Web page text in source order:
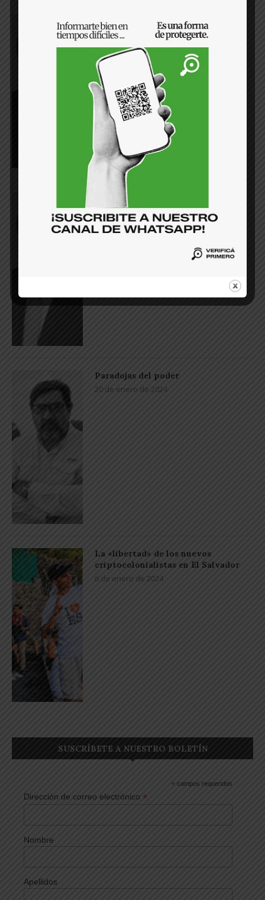
¿Por qué la ciudadanía debe
participar en el proceso
presupuestario?
20 de julio de 2024
¿Por qué el presupuesto bajó en
transparencia?
15 de junio de 2024
Paradojas del poder
20 de enero de 2024
La «libertad» de los nuevos
criptocolonialistas en El Salvador
6 de enero de 2024
SUSCRÍBETE A NUESTRO BOLETÍN
* campos requeridos
Dirección de correo electrónico *
Nombre
Apellidos